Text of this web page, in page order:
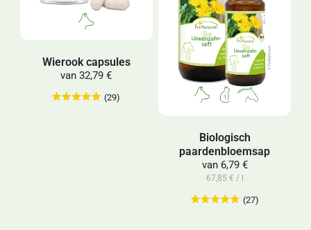
Wierook capsules
van 32,79 €
(29)
Biologisch
paardenbloemsap
van6,79 €
67,85 € / l
(27)